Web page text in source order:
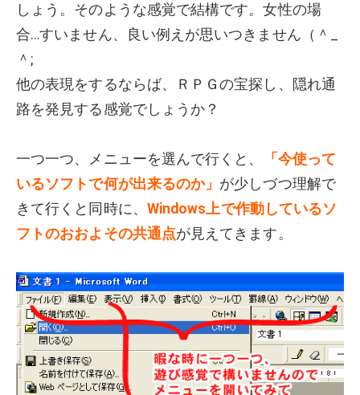
しょう。そのような感覚で結構です。女性の場
合…すいません、良い例えが思いつきません（＾_
＾;
他の表現をするならば、ＲＰＧの宝探し、隠れ通
路を発見する感覚でしょうか？
一つ一つ、メニューを選んで行くと、
「今使って
いるソフトで何が出来るのか」 が少しづつ理解で
きて行くと同時に、 Windows上で作動しているソ
フトのおおよその共通点が見えてきます。